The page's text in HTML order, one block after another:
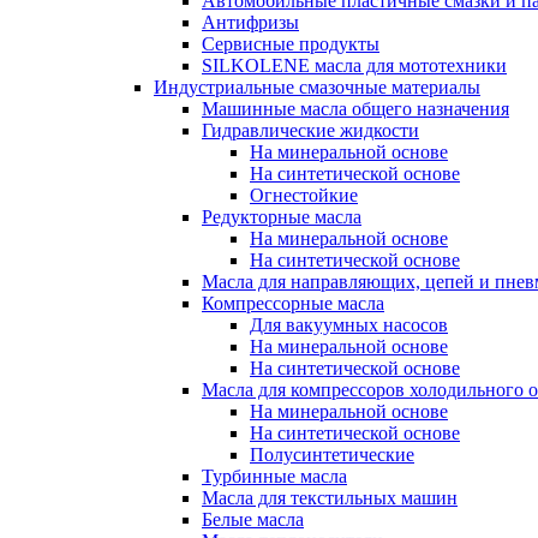
Антифризы
Сервисные продукты
SILKOLENE масла для мототехники
Индустриальные смазочные материалы
Машинные масла общего назначения
Гидравлические жидкости
На минеральной основе
На синтетической основе
Огнестойкие
Редукторные масла
На минеральной основе
На синтетической основе
Масла для направляющих, цепей и
Компрессорные масла
Для вакуумных насосов
На минеральной основе
На синтетической основе
Масла для компрессоров холодильного
На минеральной основе
На синтетической основе
Полусинтетические
Турбинные масла
Масла для текстильных машин
Белые масла